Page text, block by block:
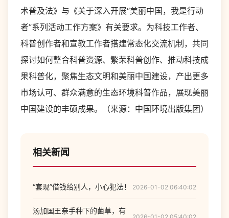
术普及法》与《关于深入开展“美丽中国，我是行动
者”系列活动工作方案》有关要求。为科技工作者、
科普创作者和宣教工作者搭建常态化交流机制，共同
探讨如何整合科普资源、繁荣科普创作、推动科技成
果科普化，聚焦生态文明和美丽中国建设，产出更多
市场认可、群众满意的生态环境科普作品，展现美丽
中国建设的丰硕成果。（来源： 中国环境出版集团）
相关新闻
“套现”借钱给别人，小心犯法！ 2026-01-02 06:40:02
汤加国王亲手种下的菌草，有
2026-01-02 05:40:02